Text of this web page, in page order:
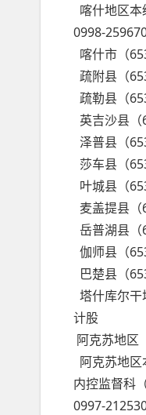
喀什地区
0998-
喀什市（
疏附县（
疏勒县（
英吉沙县
泽普县（
莎车县（
叶城县（
麦盖提县
岳普湖县
伽师县（
巴楚县（
塔什库尔
计股
阿克苏地区
阿克苏地
内控监督科
0997-